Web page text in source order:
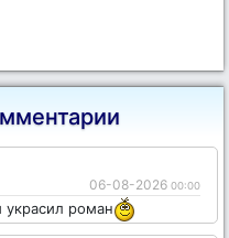
06-08-2026 00:00
украсил роман